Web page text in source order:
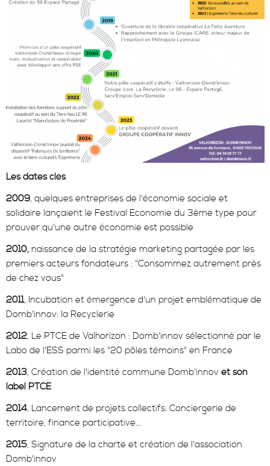
Les dates clés
2009, quelques entreprises de l'économie sociale et
solidaire lançaient le Festival Economie du 3ème type pour
prouver qu'une autre économie est possible
2010, naissance de la stratégie marketing partagée par les
premiers acteurs fondateurs : "Consommez autrement près
de chez vous"
2011, Incubation et émergence d'un projet emblématique de
Domb'innov: la Recyclerie
2012, Le PTCE de Valhorizon : Domb'innov sélectionné par le
Labo de l'ESS parmi les "20 pôles témoins" en France
2013, Création de l'identité commune Domb'innov et son
label PTCE
2014, Lancement de projets collectifs: Conciergerie de
territoire, finance participative...
2015, Signature de la charte et création de l'association
Domb'innov